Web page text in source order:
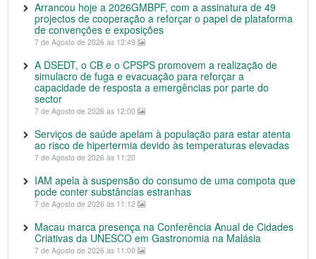
Arrancou hoje a 2026GMBPF, com a assinatura de 49
projectos de cooperação a reforçar o papel de plataforma
de convenções e exposições
7 de Agosto de 2026 às 12:49
A DSEDT, o CB e o CPSPS promovem a realização de
simulacro de fuga e evacuação para reforçar a
capacidade de resposta a emergências por parte do
sector
7 de Agosto de 2026 às 12:00
Serviços de saúde apelam à população para estar atenta
ao risco de hipertermia devido às temperaturas elevadas
7 de Agosto de 2026 às 11:20
IAM apela à suspensão do consumo de uma compota que
pode conter substâncias estranhas
7 de Agosto de 2026 às 11:12
Macau marca presença na Conferência Anual de Cidades
Criativas da UNESCO em Gastronomia na Malásia
7 de Agosto de 2026 às 11:00